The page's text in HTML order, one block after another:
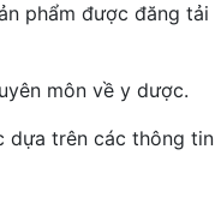
phẩm được đăng
môn về y dược.
dựa trên các thông